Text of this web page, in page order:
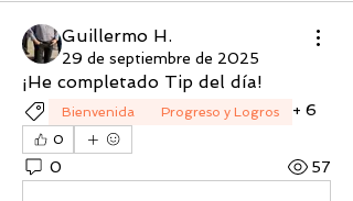
Guillermo H.
29 de septiembre de 2025
¡He completado Tip del día!
Bienvenida Progreso y Logros + 6
0
0 57